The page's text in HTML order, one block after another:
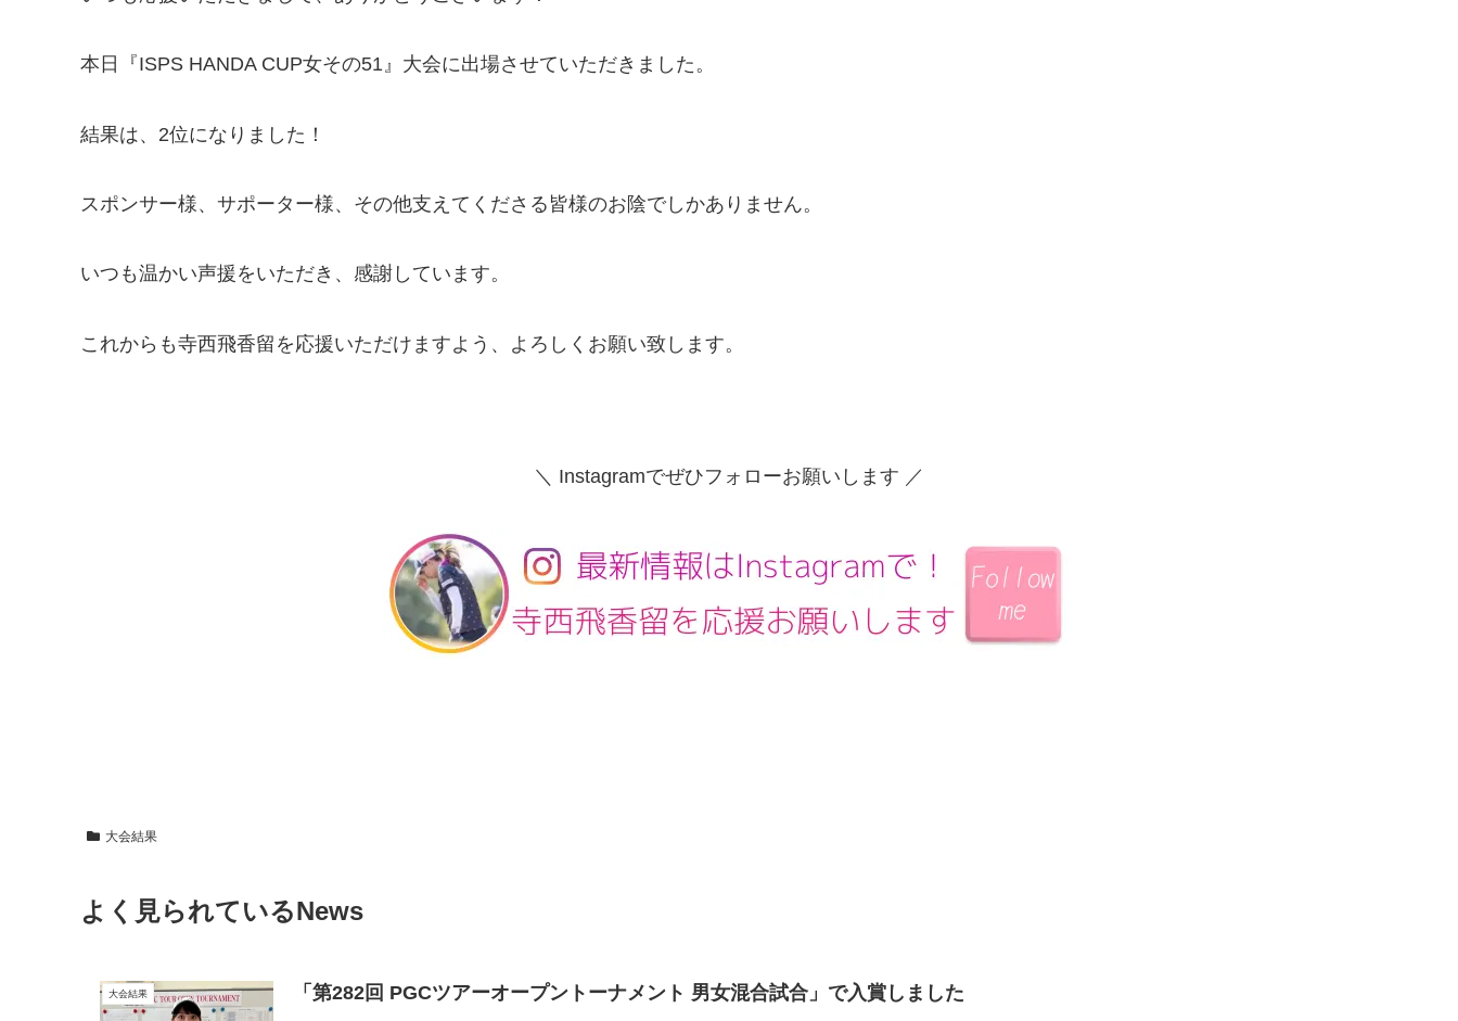
本日『ISPS HANDA CUP女その51』大会に出場させていただきました。
結果は、2位になりました！
スポンサー様、サポーター様、その他支えてくださる皆様のお陰でしかありません。
いつも温かい声援をいただき、感謝しています。
これからも寺西飛香留を応援いただけますよう、よろしくお願い致します。
＼ Instagramでぜひフォローお願いします ／
大会結果
よく見られているNews
大会結果 「第282回 PGCツアーオープントーナメント 男女混合試合」で入賞しました